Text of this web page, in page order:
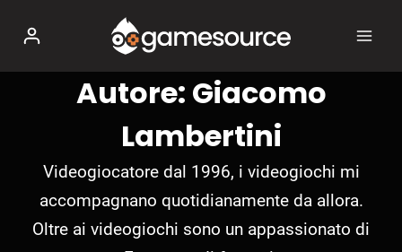
contenuto
Autore: Giacomo
Lambertini
Videogiocatore dal 1996, i videogiochi mi
accompagnano quotidianamente da allora.
Oltre ai videogiochi sono un appassionato di